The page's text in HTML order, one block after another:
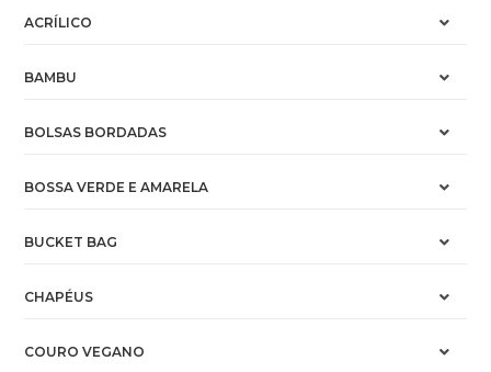
ACRÍLICO
BAMBU
BOLSAS BORDADAS
BOSSA VERDE E AMARELA
BUCKET BAG
CHAPÉUS
COURO VEGANO